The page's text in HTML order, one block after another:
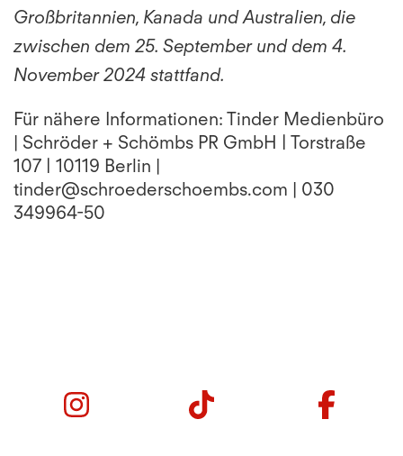
Großbritannien, Kanada und Australien, die
zwischen dem 25. September und dem 4.
November 2024 stattfand.
Für nähere Informationen: Tinder Medienbüro
| Schröder + Schömbs PR GmbH | Torstraße
107 | 10119 Berlin |
tinder@schroederschoembs.com | 030
349964-50